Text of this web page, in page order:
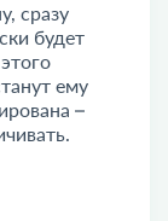
сразу
будет
ему
–